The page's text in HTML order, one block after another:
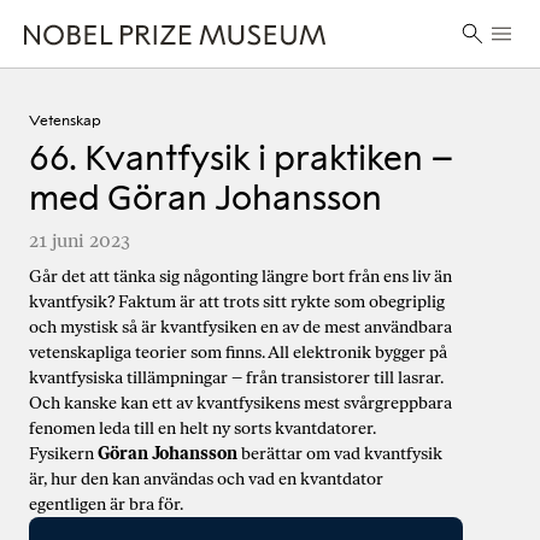
Skip
to
header
Skip
to
main
Skip
to
footer
Sök
Vetenskap
66. Kvantfysik i praktiken –
med Göran Johansson
21 juni 2023
Går det att tänka sig någonting längre bort från ens liv än
kvantfysik? Faktum är att trots sitt rykte som obegriplig
och mystisk så är kvantfysiken en av de mest användbara
vetenskapliga teorier som finns. All elektronik bygger på
kvantfysiska tillämpningar – från transistorer till lasrar.
Och kanske kan ett av kvantfysikens mest svårgreppbara
fenomen leda till en helt ny sorts kvantdatorer.
FysikernGöran Johanssonberättar om vad kvantfysik
är, hur den kan användas och vad en kvantdator
egentligen är bra för.